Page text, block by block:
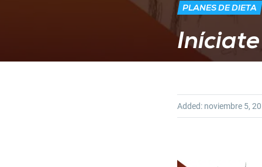
PLANES DE DIETA
Added: noviembre 5,